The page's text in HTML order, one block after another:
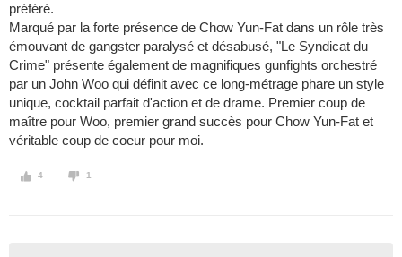
préféré.
Marqué par la forte présence de Chow Yun-Fat dans un rôle très
émouvant de gangster paralysé et désabusé, "Le Syndicat du
Crime" présente également de magnifiques gunfights orchestré
par un John Woo qui définit avec ce long-métrage phare un style
unique, cocktail parfait d'action et de drame. Premier coup de
maître pour Woo, premier grand succès pour Chow Yun-Fat et
véritable coup de coeur pour moi.
4 1